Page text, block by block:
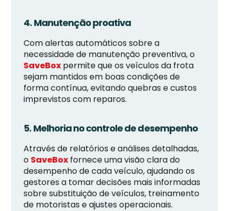
4. Manutenção proativa
Com alertas automáticos sobre a
necessidade de manutenção preventiva, o
SaveBox permite que os veículos da frota
sejam mantidos em boas condições de
forma contínua, evitando quebras e custos
imprevistos com reparos.
5. Melhoria no controle de desempenho
Através de relatórios e análises detalhadas,
o SaveBox fornece uma visão clara do
desempenho de cada veículo, ajudando os
gestores a tomar decisões mais informadas
sobre substituição de veículos, treinamento
de motoristas e ajustes operacionais.